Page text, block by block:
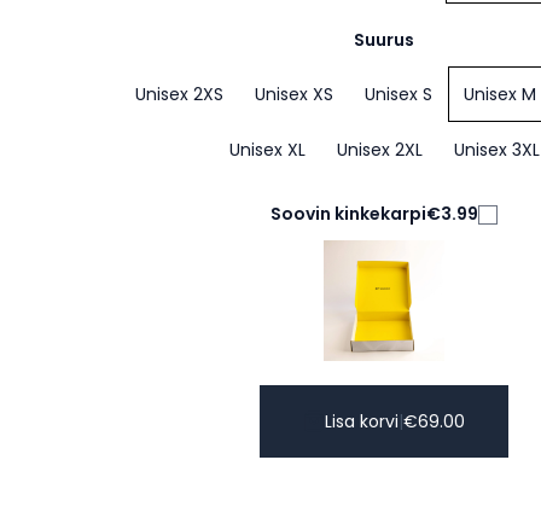
Suurus
Unisex 2XS Unisex XS Unisex S Unisex M
Unisex XL Unisex 2XL Unisex 3XL
Soovin kinkekarpi€3.99
Lisa korvi|€69.00